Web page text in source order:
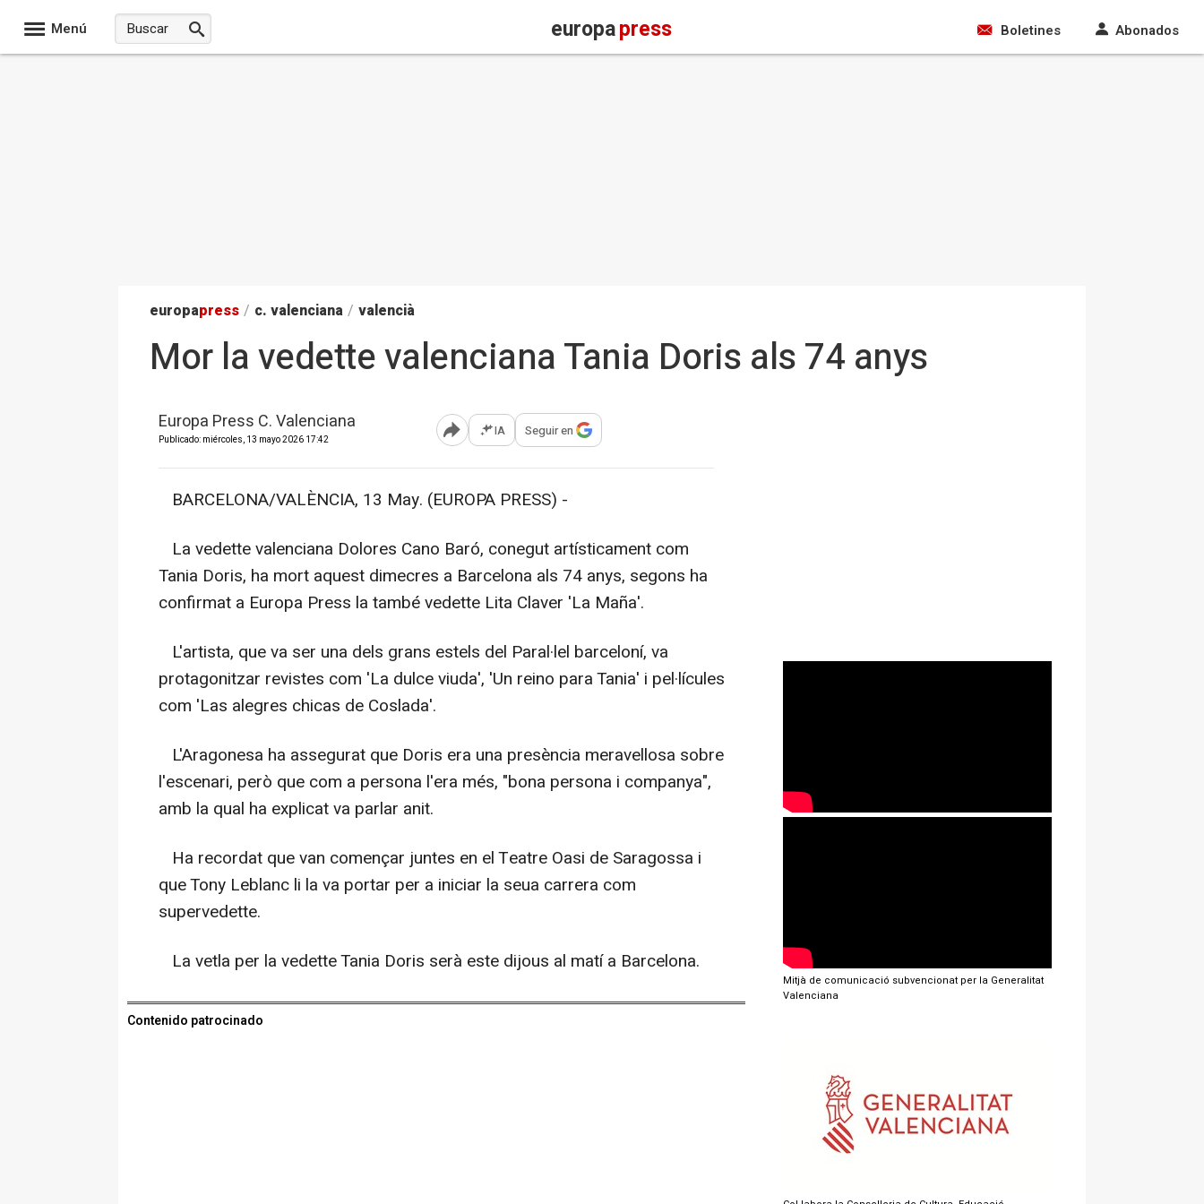
Menú europapress Boletines Abonados
europapress / c. valenciana / valencià
Mor la vedette valenciana Tania Doris als 74 anys
Europa Press C. Valenciana
Publicado: miércoles, 13 mayo 2026 17:42 Abrir opciones para compartir
IA Seguir en
BARCELONA/VALÈNCIA, 13 May. (EUROPA PRESS) -
La vedette valenciana Dolores Cano Baró, conegut artísticament com
Tania Doris, ha mort aquest dimecres a Barcelona als 74 anys, segons ha
confirmat a Europa Press la també vedette Lita Claver 'La Maña'.
L'artista, que va ser una dels grans estels del Paral·lel barceloní, va
protagonitzar revistes com 'La dulce viuda', 'Un reino para Tania' i pel·lícules
com 'Las alegres chicas de Coslada'.
L'Aragonesa ha assegurat que Doris era una presència meravellosa sobre
l'escenari, però que com a persona l'era més, "bona persona i companya",
amb la qual ha explicat va parlar anit.
Ha recordat que van començar juntes en el Teatre Oasi de Saragossa i
que Tony Leblanc li la va portar per a iniciar la seua carrera com
supervedette.
La vetla per la vedette Tania Doris serà este dijous al matí a Barcelona.
Contenido patrocinado
Mitjà de comunicació subvencionat per la Generalitat
Valenciana